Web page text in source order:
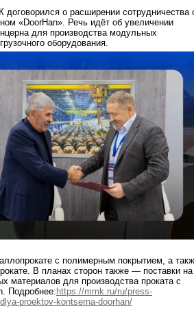
о расширении сотрудничества
«DoorHan». Речь идёт об увеличении
для производства модульных
оборудования.
с полимерным покрытием, а
В планах сторон также — поставки на
для производства проката с
Подробнее:https://mmk.ru/ru/press-
proektov-kontserna-doorhan/